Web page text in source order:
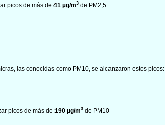
picos de más de 41 µg/m3 de PM2,5
las conocidas como PM10, se alcanzaron estos picos:
picos de más de 190 µg/m3 de PM10